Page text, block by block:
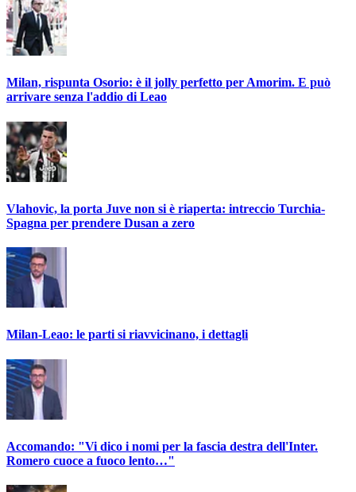
Milan, rispunta Osorio: è il jolly perfetto per Amorim. E può
arrivare senza l'addio di Leao
Vlahovic, la porta Juve non si è riaperta: intreccio Turchia-
Spagna per prendere Dusan a zero
Milan-Leao: le parti si riavvicinano, i dettagli
Accomando: "Vi dico i nomi per la fascia destra dell'Inter.
Romero cuoce a fuoco lento…"